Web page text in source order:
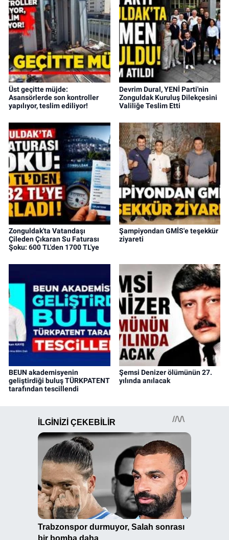
Üst geçitte müjde:
Asansörlerde son kontroller
yapılıyor, teslim ediliyor!
Devrim Dural, YENİ Parti'nin
Zonguldak Kuruluş Dilekçesini
Valiliğe Teslim Etti
Zonguldak'ta Vatandaşı
Çileden Çıkaran Su Faturası
Şoku: 600 TL'den 1700 TL'ye
Şampiyondan GMİS'e teşekkür
ziyareti
BEUN akademisyenin
geliştirdiği buluş TÜRKPATENT
tarafından tescillendi
Şemsi Denizer ölümünün 27.
yılında anılacak